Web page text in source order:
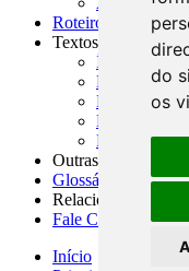
do
os
Roteiros para
Textos
Índice de
Editorial
Monografias
Na Imprensa
Fórum de
Outras ferramentas
Glossário
Relacionamento
Fale Conosco
Início